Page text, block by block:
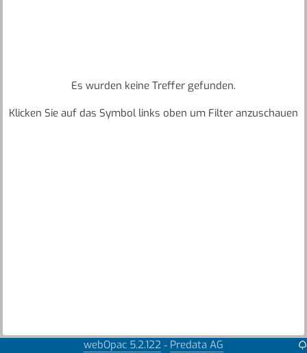
Es wurden keine Treffer gefunden.
Klicken Sie auf das Symbol links oben um Filter anzuschauen
webOpac 5.2.122 - Predata AG